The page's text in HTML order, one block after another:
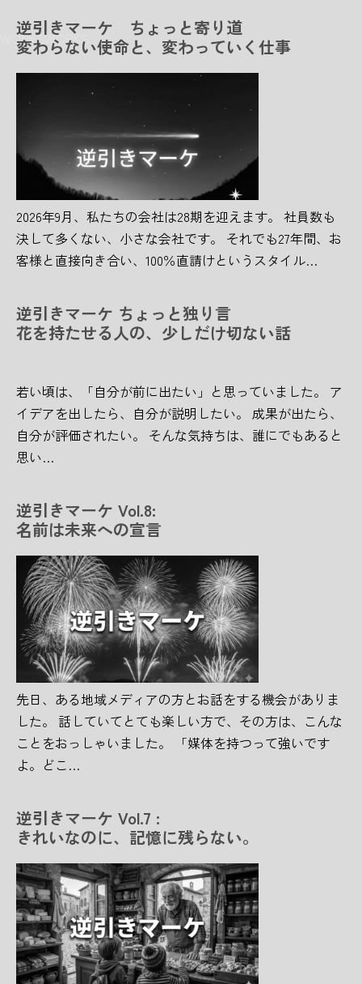
WORKSWORKS
逆引きマーケ ちょっと寄り道
変わらない使命と、変わっていく仕事
2026年9月、私たちの会社は28期を迎えます。 社員数も
決して多くない、小さな会社です。 それでも27年間、お
客様と直接向き合い、100％直請けというスタイル…
逆引きマーケ ちょっと独り言
花を持たせる人の、少しだけ切ない話
若い頃は、「自分が前に出たい」と思っていました。 ア
イデアを出したら、自分が説明したい。 成果が出たら、
自分が評価されたい。 そんな気持ちは、誰にでもあると
思い…
逆引きマーケ Vol.8:
名前は未来への宣言
先日、ある地域メディアの方とお話をする機会がありま
した。 話していてとても楽しい方で、その方は、こんな
ことをおっしゃいました。 「媒体を持つって強いです
よ。どこ…
逆引きマーケ Vol.7 :
きれいなのに、記憶に残らない。